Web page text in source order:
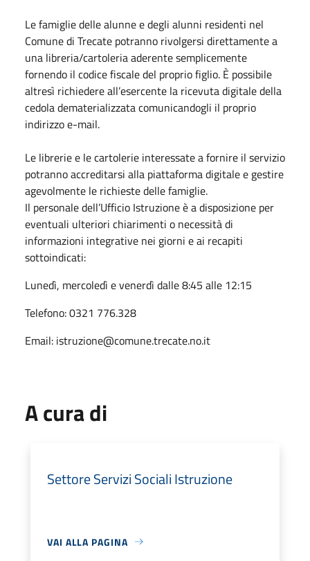
Le famiglie delle alunne e degli alunni residenti nel
Comune di Trecate potranno rivolgersi direttamente a
una libreria/cartoleria aderente semplicemente
fornendo il codice fiscale del proprio figlio. È possibile
altresì richiedere all’esercente la ricevuta digitale della
cedola dematerializzata comunicandogli il proprio
indirizzo e-mail.
Le librerie e le cartolerie interessate a fornire il servizio
potranno accreditarsi alla piattaforma digitale e gestire
agevolmente le richieste delle famiglie.
Il personale dell’Ufficio Istruzione è a disposizione per
eventuali ulteriori chiarimenti o necessità di
informazioni integrative nei giorni e ai recapiti
sottoindicati:
Lunedì, mercoledì e venerdì dalle 8:45 alle 12:15
Telefono: 0321 776.328
Email: istruzione@comune.trecate.no.it
A cura di
Settore Servizi Sociali Istruzione
VAI ALLA PAGINA